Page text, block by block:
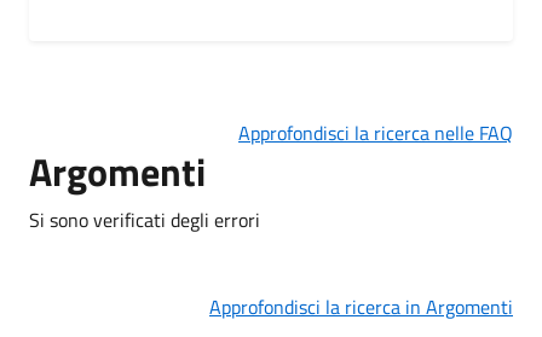
Approfondisci la ricerca nelle FAQ
Argomenti
Si sono verificati degli errori
Approfondisci la ricerca in Argomenti